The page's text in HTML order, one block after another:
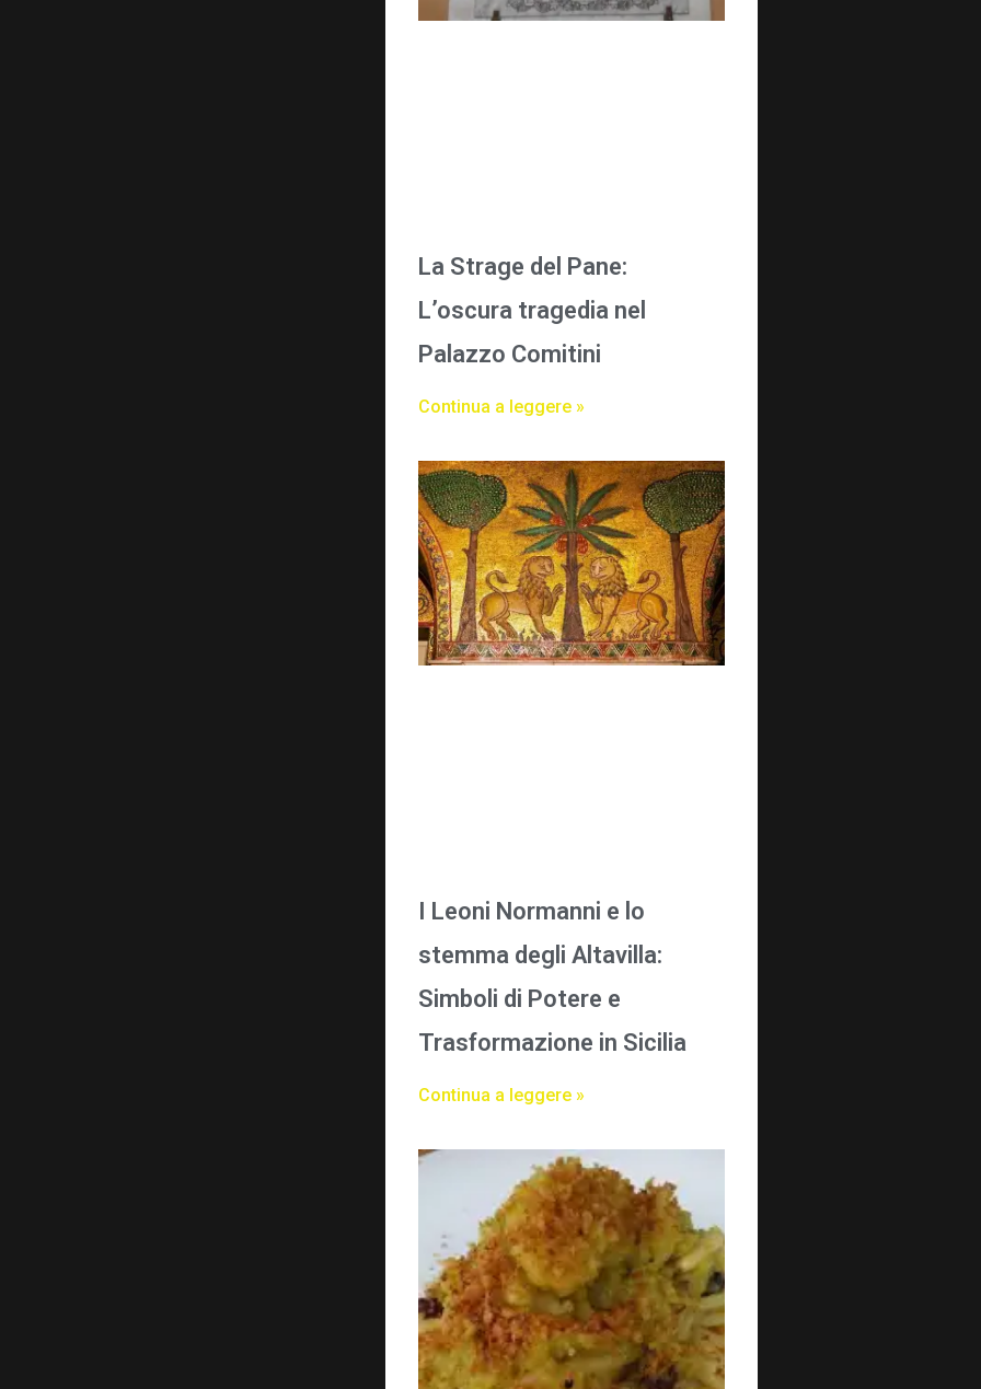
La Strage del Pane:
L’oscura tragedia nel
Palazzo Comitini
Continua a leggere »
I Leoni Normanni e lo
stemma degli Altavilla:
Simboli di Potere e
Trasformazione in Sicilia
Continua a leggere »